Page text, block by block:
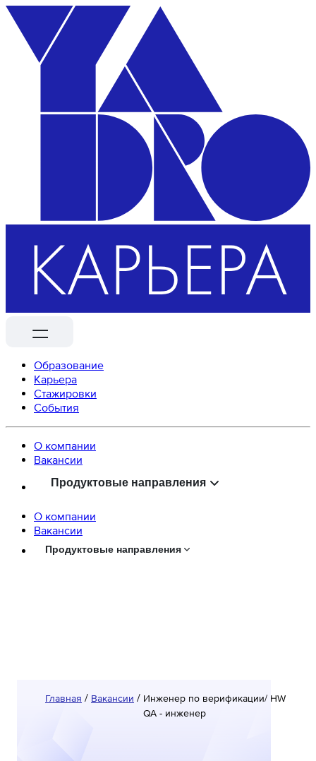
Образование
Карьера
Стажировки
События
О компании
Вaкансии
Продуктовые направления
О компании
Вaкансии
Продуктовые направления
Главная Вакансии
Инженер по верификации/ HW
QA - инженер